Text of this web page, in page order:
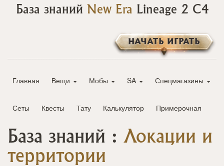
База знаний New Era Lineage 2 C4
НАЧАТЬ ИГРАТЬ
Главная Вещи Мобы SA Спецмагазины
Сеты Квесты Тату Калькулятор Примерочная
База знаний : Локации и
территории